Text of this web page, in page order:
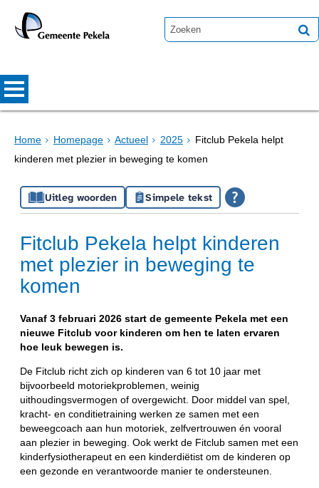
Home Homepage Actueel 2025
Fitclub Pekela helpt
kinderen met plezier in beweging te komen
Uitleg woorden Simpele tekst
Fitclub Pekela helpt kinderen
met plezier in beweging te
komen
Vanaf 3 februari 2026 start de gemeente Pekela met een
nieuwe Fitclub voor kinderen om hen te laten ervaren
hoe leuk bewegen is.
De Fitclub richt zich op kinderen van 6 tot 10 jaar met
bijvoorbeeld motoriekproblemen, weinig
uithoudingsvermogen of overgewicht. Door middel van spel,
kracht- en conditietraining werken ze samen met een
beweegcoach aan hun motoriek, zelfvertrouwen én vooral
aan plezier in beweging. Ook werkt de Fitclub samen met een
kinderfysiotherapeut en een kinderdiëtist om de kinderen op
een gezonde en verantwoorde manier te ondersteunen.